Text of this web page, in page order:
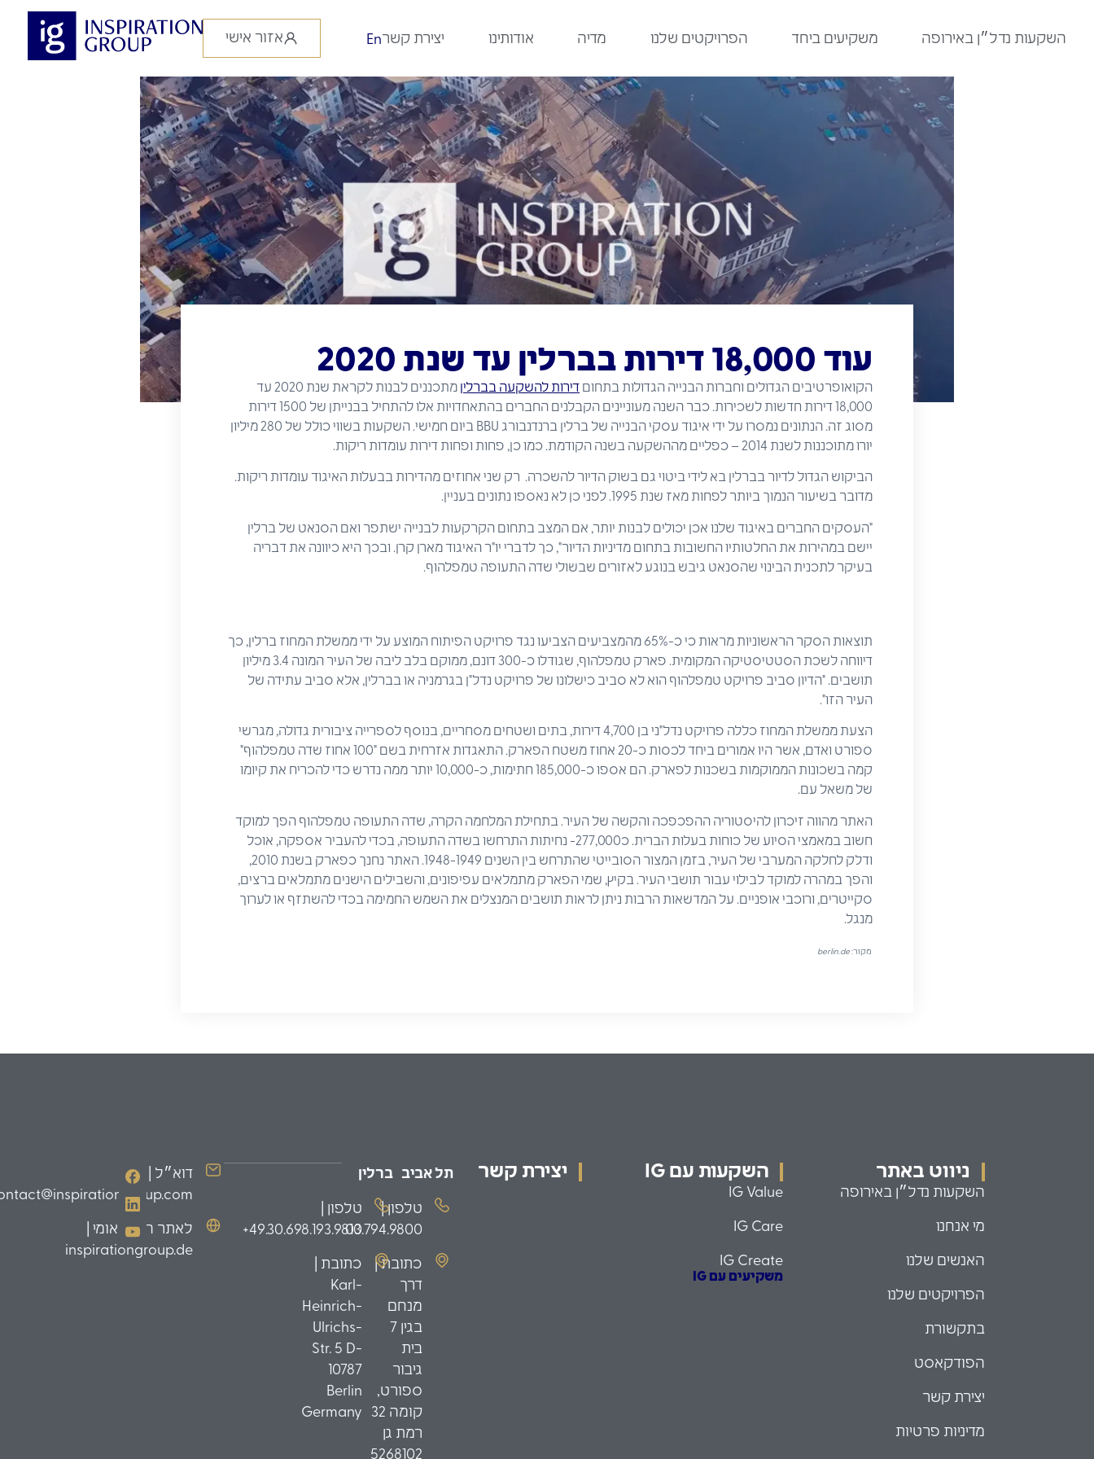
השקעות נדל״ן באירופה משקיעים ביחד הפרויקטים שלנו מדיה אודותינו יצירת קשרEn אזור אישי
עוד 18,000 דירות בברלין עד שנת 2020
הקואופרטיבים הגדולים וחברות הבנייה הגדולות בתחום דירות להשקעה בברלין
מתכננים לבנות לקראת שנת 2020 עד
18,000 דירות חדשות לשכירות. כבר השנה מעוניינים הקבלנים החברים בהתאחדויות אלו להתחיל בבנייתן של 1500 דירות
מסוג זה. הנתונים נמסרו על ידי איגוד עסקי הבנייה של ברלין ברנדנבורג BBU ביום חמישי. השקעות בשווי כולל של 280 מיליון
יורו מתוכננות לשנת 2014 – כפליים מההשקעה בשנה הקודמת. כמו כן, פחות ופחות דירות עומדות ריקות.
הביקוש הגדול לדיור בברלין בא לידי ביטוי גם בשוק הדיור להשכרה. רק שני אחוזים מהדירות בבעלות האיגוד עומדות ריקות.
מדובר בשיעור הנמוך ביותר לפחות מאז שנת 1995. לפני כן לא נאספו נתונים בעניין.
"העסקים החברים באיגוד שלנו אכן יכולים לבנות יותר, אם המצב בתחום הקרקעות לבנייה ישתפר ואם הסנאט של ברלין
יישם במהירות את החלטותיו החשובות בתחום מדיניות הדיור", כך לדברי יו"ר האיגוד מארן קרן. ובכך היא כיוונה את דבריה
בעיקר לתכנית הבינוי שהסנאט גיבש בנוגע לאזורים שבשולי שדה התעופה טמפלהוף.
תוצאות הסקר הראשוניות מראות כי כ-65% מהמצביעים הצביעו נגד פרויקט הפיתוח המוצע על ידי ממשלת המחוז ברלין, כך
דיווחה לשכת הסטטיסטיקה המקומית. פארק טמפלהוף, שגודלו כ-300 דונם, ממוקם בלב ליבה של העיר המונה 3.4 מיליון
תושבים. "הדיון סביב פרויקט טמפלהוף הוא לא סביב כישלונו של פרויקט נדל"ן בגרמניה או בברלין, אלא סביב עתידה של
העיר הזו".
הצעת ממשלת המחוז כללה פרויקט נדל"ני בן 4,700 דירות, בתים ושטחים מסחריים, בנוסף לספרייה ציבורית גדולה, מגרשי
ספורט ואדם, אשר היו אמורים ביחד לכסות כ-20 אחוז משטח הפארק. התאגדות אזרחית בשם "100 אחוז שדה טמפלהוף"
קמה בשכונות הממוקמות בשכנות לפארק. הם אספו כ-185,000 חתימות, כ-10,000 יותר ממה נדרש כדי להכריח את קיומו
של משאל עם.
האתר מהווה זיכרון להיסטוריה ההפכפכה והקשה של העיר. בתחילת המלחמה הקרה, שדה התעופה טמפלהוף הפך למוקד
חשוב במאמצי הסיוע של כוחות בעלות הברית. כ277,000- נחיתות התרחשו בשדה התעופה, בכדי להעביר אספקה, אוכל
ודלק לחלקה המערבי של העיר, בזמן המצור הסובייטי שהתרחש בין השנים 1948-1949. האתר נחנך כפארק בשנת 2010,
והפך במהרה למוקד לבילוי עבור תושבי העיר. בקיץ, שמי הפארק מתמלאים עפיפונים, והשבילים הישנים מתמלאים ברצים,
סקייטרים, ורוכבי אופניים. על המדשאות הרבות ניתן לראות תושבים המנצלים את השמש החמימה בכדי להשתזף או לערוך
מנגל.
מקור:
ניווט באתר
השקעות נדל״ן באירופה
מי אנחנו
האנשים שלנו
הפרויקטים שלנו
בתקשורת
הפודקאסט
יצירת קשר
מדיניות פרטיות
השקעות עם IG
IG Value
IG Care
IG Create
משקיעים עם IG
יצירת קשר תל אביב
טלפון |
03.794.9800
כתובת |
דרך
מנחם
בגין 7
בית
גיבור
ספורט,
קומה 32
רמת גן
5268102
ברלין
טלפון |
49.30.698.193.9810+
כתובת |
Karl-
Heinrich-
Ulrichs-
Str. 5 D-
10787
Berlin
Germany
דוא״ל |
לאתר הבינלאומי |
inspirationgroup.de